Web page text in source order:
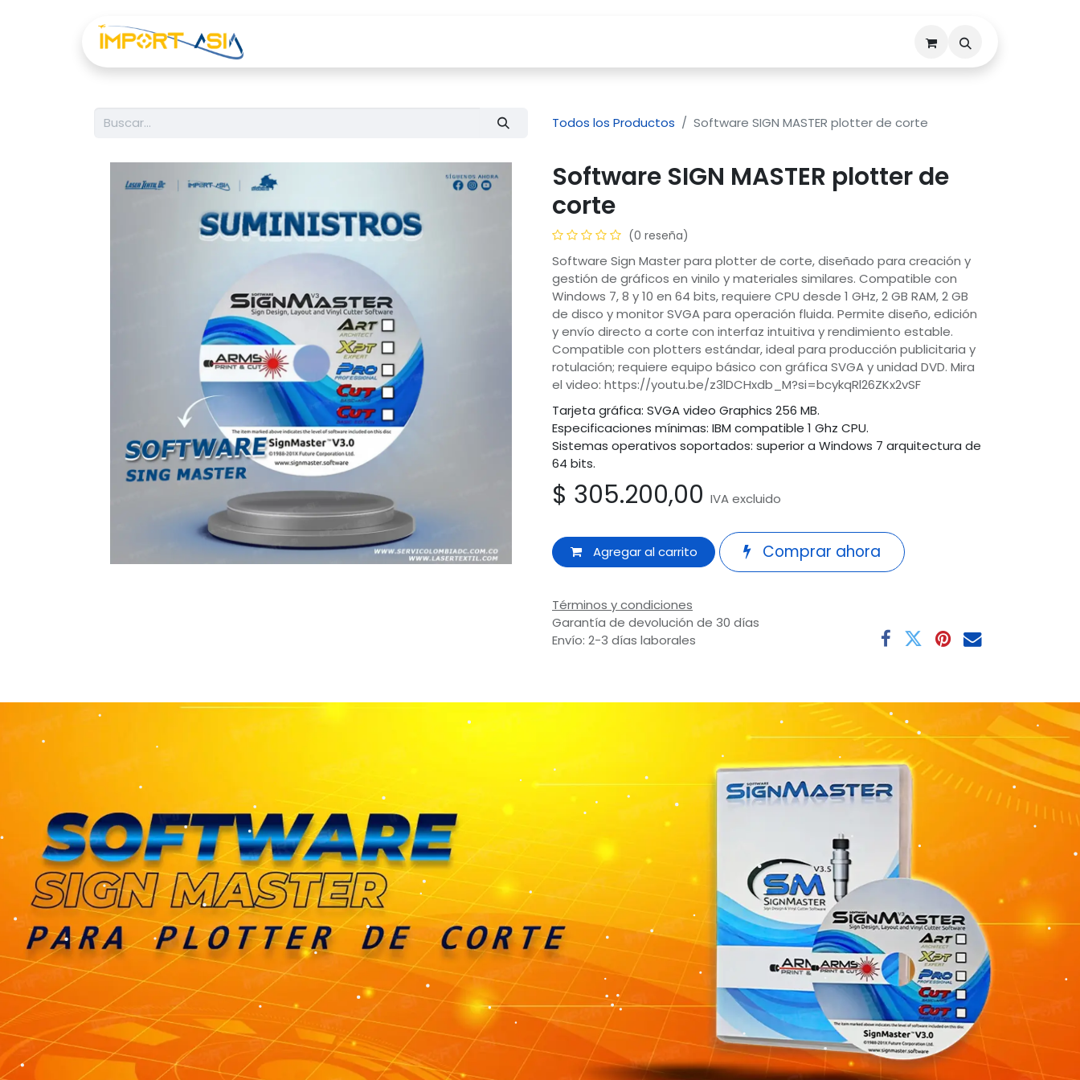
Contáctenos
Todos los Productos Software SIGN MASTER plotter de corte
Software SIGN MASTER plotter de
corte
(0 reseña)
Software Sign Master para plotter de corte, diseñado para creación y
gestión de gráficos en vinilo y materiales similares. Compatible con
Windows 7, 8 y 10 en 64 bits, requiere CPU desde 1 GHz, 2 GB RAM, 2 GB
de disco y monitor SVGA para operación fluida. Permite diseño, edición
y envío directo a corte con interfaz intuitiva y rendimiento estable.
Compatible con plotters estándar, ideal para producción publicitaria y
rotulación; requiere equipo básico con gráfica SVGA y unidad DVD. Mira
el video: https://youtu.be/z3lDCHxdb_M?si=bcykqRl26ZKx2vSF
Tarjeta gráfica: SVGA video Graphics 256 MB.
Especificaciones mínimas: IBM compatible 1 Ghz CPU.
Sistemas operativos soportados: superior a Windows 7 arquitectura de
64 bits.
$ 305.200,00 IVA excluido
Agregar al carrito Comprar ahora
Términos y condiciones
Garantía de devolución de 30 días
Envío: 2-3 días laborales